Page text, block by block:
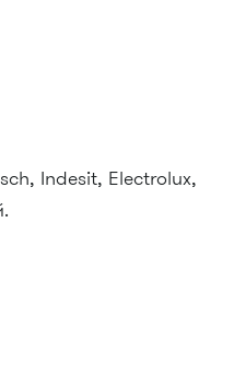
Indesit, Electrolux,